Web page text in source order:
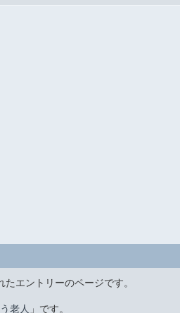
たエントリーのページです。
老人 」です。